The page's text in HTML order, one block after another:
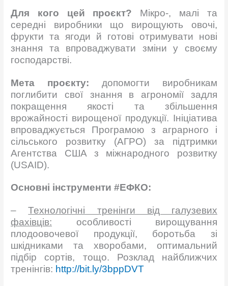
Для кого цей проєкт? Мікро-, малі та
середні виробники що вирощують овочі,
фрукти та ягоди й готові отримувати нові
знання та впроваджувати зміни у своєму
господарстві.
Мета проєкту: допомогти виробникам
поглибити свої знання в агрономії задля
покращення якості та збільшення
врожайності вирощеної продукції. Ініціатива
впроваджується Програмою з аграрного і
сільського розвитку (АГРО) за підтримки
Агентства США з міжнародного розвитку
(USAID).
Основні інструменти #ЕФКО:
–Технологічні тренінги від галузевих
фахівців: особливості вирощування
плодоовочевої продукції, боротьба зі
шкідниками та хворобами, оптимальний
підбір сортів, тощо. Розклад найближчих
тренінгів: http://bit.ly/3bppDVT